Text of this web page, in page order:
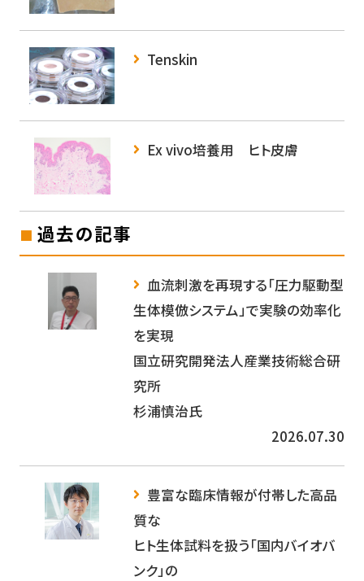
Tenskin
Ex vivo培養用 ヒト皮膚
過去の記事
血流刺激を再現する「圧力駆動型
生体模倣システム」で実験の効率化
を実現
国立研究開発法人産業技術総合研
究所
杉浦慎治氏
2026.07.30
豊富な臨床情報が付帯した高品
質な
ヒト生体試料を扱う「国内バイオバ
ンク」の